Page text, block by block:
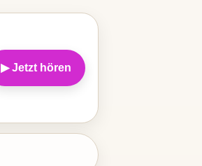
▶ Jetzt hören